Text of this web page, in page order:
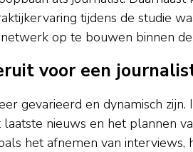
tijdens de studie
op te bouwen binnen
voor een
gevarieerd en dynamisch
nieuws en het plannen
het afnemen van interviews,